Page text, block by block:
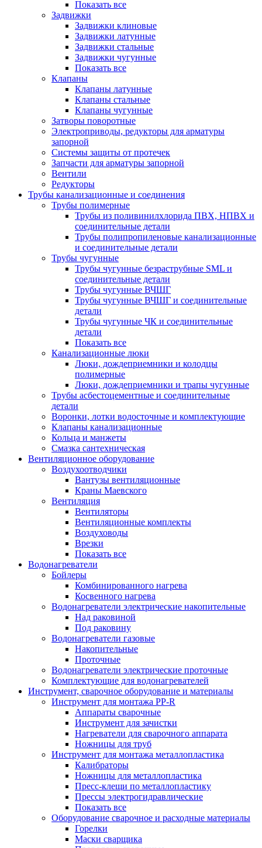
Показать все
Задвижки
Задвижки клиновые
Задвижки латунные
Задвижки стальные
Задвижки чугунные
Показать все
Клапаны
Клапаны латунные
Клапаны стальные
Клапаны чугунные
Затворы поворотные
Электроприводы, редукторы для арматуры
запорной
Системы защиты от протечек
Запчасти для арматуры запорной
Вентили
Редукторы
Трубы канализационные и соединения
Трубы полимерные
Трубы из поливинилхлорида ПВХ, НПВХ и
соединительные детали
Трубы полипропиленовые канализационные
и соединительные детали
Трубы чугунные
Трубы чугунные безраструбные SML и
соединительные детали
Трубы чугунные ВЧШГ
Трубы чугунные ВЧШГ и соединительные
детали
Трубы чугунные ЧК и соединительные
детали
Показать все
Канализационные люки
Люки, дождеприемники и колодцы
полимерные
Люки, дождеприемники и трапы чугунные
Трубы асбестоцементные и соединительные
детали
Воронки, лотки водосточные и комплектующие
Клапаны канализационные
Кольца и манжеты
Смазка сантехническая
Вентиляционное оборудование
Воздухоотводчики
Вантузы вентиляционные
Краны Маевского
Вентиляция
Вентиляторы
Вентиляционные комплекты
Воздуховоды
Врезки
Показать все
Водонагреватели
Бойлеры
Комбинированного нагрева
Косвенного нагрева
Водонагреватели электрические накопительные
Над раковиной
Под раковину
Водонагреватели газовые
Накопительные
Проточные
Водонагреватели электрические проточные
Комплектующие для водонагревателей
Инструмент, сварочное оборудование и материалы
Инструмент для монтажа PP-R
Аппараты сварочные
Инструмент для зачистки
Нагреватели для сварочного аппарата
Ножницы для труб
Инструмент для монтажа металлопластика
Калибраторы
Ножницы для металлопластика
Пресс-клещи по металлопластику
Прессы электрогидравлические
Показать все
Оборудование сварочное и расходные материалы
Горелки
Маски сварщика